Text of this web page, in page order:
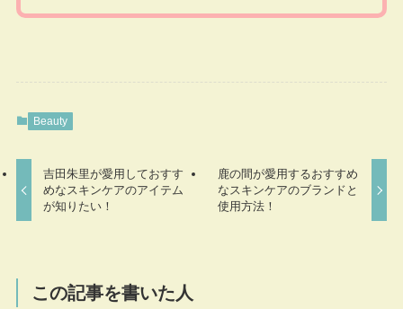
Beauty
吉田朱里が愛用しておすす
めなスキンケアのアイテム
が知りたい！
鹿の間が愛用するおすすめ
なスキンケアのブランドと
使用方法！
この記事を書いた人